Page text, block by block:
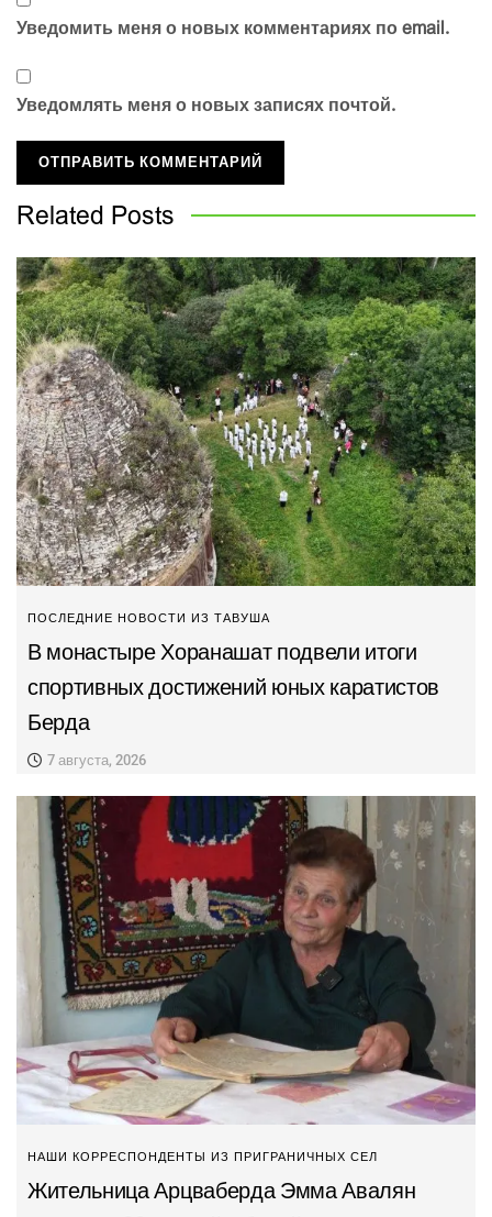
Уведомить меня о новых комментариях по email.
Уведомлять меня о новых записях почтой.
Related Posts
ПОСЛЕДНИЕ НОВОСТИ ИЗ ТАВУША
В монастыре Хоранашат подвели итоги
спортивных достижений юных каратистов
Берда
7 августа, 2026
НАШИ КОРРЕСПОНДЕНТЫ ИЗ ПРИГРАНИЧНЫХ СЕЛ
Жительница Арцваберда Эмма Авалян